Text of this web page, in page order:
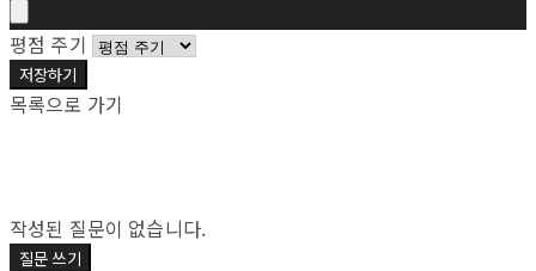
평점 주기
저장하기
목록으로 가기
작성된 질문이 없습니다.
질문 쓰기